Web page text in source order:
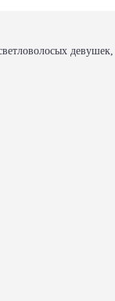
девушек,